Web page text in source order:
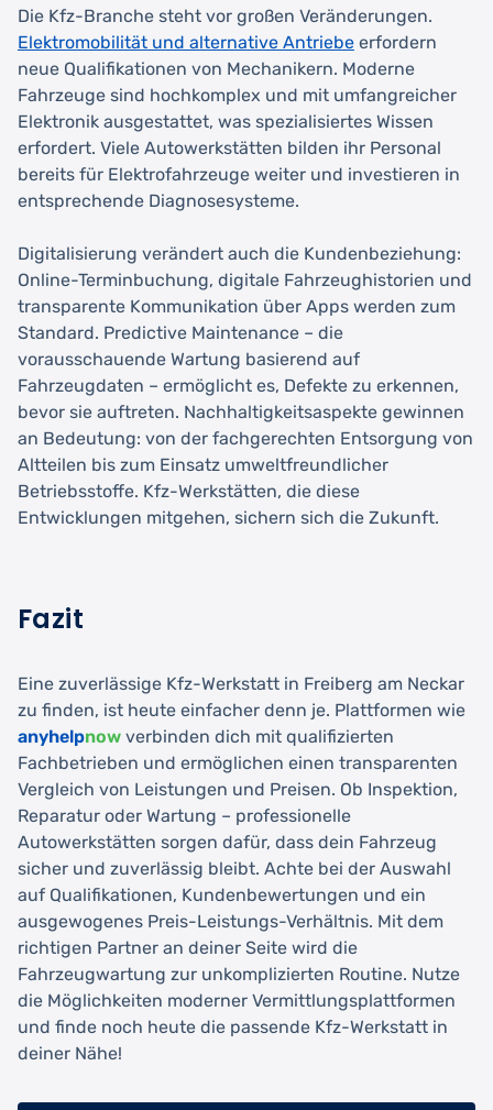
Die Kfz-Branche steht vor großen Veränderungen.
Elektromobilität und alternative Antriebe erfordern
neue Qualifikationen von Mechanikern. Moderne
Fahrzeuge sind hochkomplex und mit umfangreicher
Elektronik ausgestattet, was spezialisiertes Wissen
erfordert. Viele Autowerkstätten bilden ihr Personal
bereits für Elektrofahrzeuge weiter und investieren in
entsprechende Diagnosesysteme.
Digitalisierung verändert auch die Kundenbeziehung:
Online-Terminbuchung, digitale Fahrzeughistorien und
transparente Kommunikation über Apps werden zum
Standard. Predictive Maintenance – die
vorausschauende Wartung basierend auf
Fahrzeugdaten – ermöglicht es, Defekte zu erkennen,
bevor sie auftreten. Nachhaltigkeitsaspekte gewinnen
an Bedeutung: von der fachgerechten Entsorgung von
Altteilen bis zum Einsatz umweltfreundlicher
Betriebsstoffe. Kfz-Werkstätten, die diese
Entwicklungen mitgehen, sichern sich die Zukunft.
Fazit
Eine zuverlässige Kfz-Werkstatt in Freiberg am Neckar
zu finden, ist heute einfacher denn je. Plattformen wie
anyhelpnow verbinden dich mit qualifizierten
Fachbetrieben und ermöglichen einen transparenten
Vergleich von Leistungen und Preisen. Ob Inspektion,
Reparatur oder Wartung – professionelle
Autowerkstätten sorgen dafür, dass dein Fahrzeug
sicher und zuverlässig bleibt. Achte bei der Auswahl
auf Qualifikationen, Kundenbewertungen und ein
ausgewogenes Preis-Leistungs-Verhältnis. Mit dem
richtigen Partner an deiner Seite wird die
Fahrzeugwartung zur unkomplizierten Routine. Nutze
die Möglichkeiten moderner Vermittlungsplattformen
und finde noch heute die passende Kfz-Werkstatt in
deiner Nähe!